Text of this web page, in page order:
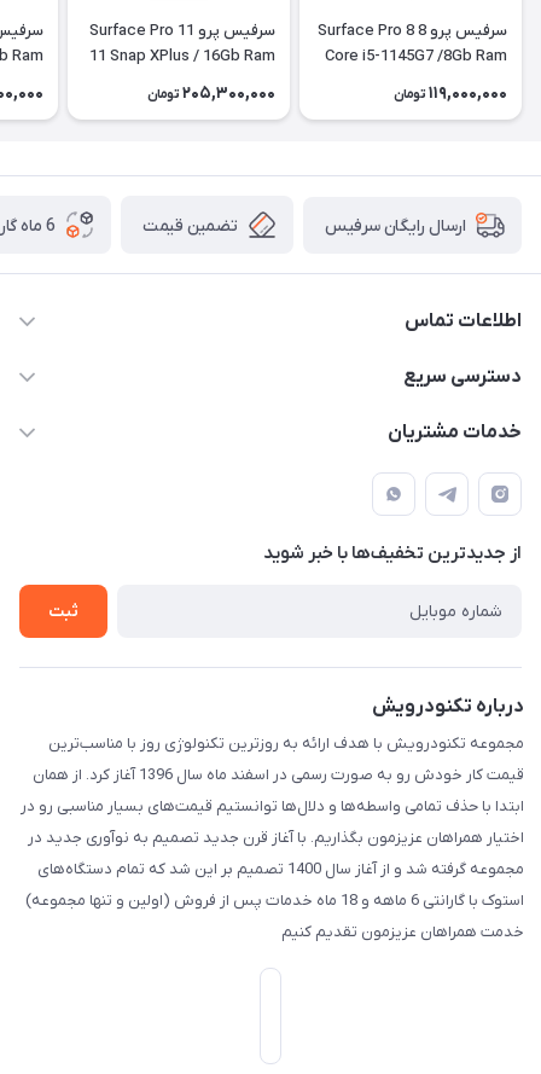
سرفیس پرو 8 Surface Pro 8
Core i5-1145G7 /8Gb Ram
/256Gb SSD LTE + کیبورد
119,000,000 تومان
سرفیس پرو 11 Surface Pro
11 Snap XPlus / 16Gb Ram
/ 512Gb SSD + کیبورد
205,300,000 تومان
Ram
ارسال رایگان سرفیس تضمین قیمت 6 ماه گارانتی تعویض
اطلاعات تماس
021-91301521
info@technodarvish.com
خیابان فاطمی ، بعد از کاج ، پلاک 103
دسترسی سریع
حساب کاربری
لیست محصولات
درباره ما
خدمات مشتریان
شرایط گارانتی
حریم خصوصی
از جدید‌ترین تخفیف‌ها با‌ خبر شوید
ثبت
درباره تکنودرویش
مجموعه تکنودرویش با هدف ارائه به روزترین تکنولوژی روز با مناسب‌ترین
قیمت کار خودش رو به صورت رسمی در اسفند ماه سال 1396 آغاز کرد. از همان
ابتدا با حذف تمامی واسطه‌ها و دلال‌ها توانستیم قیمت‌های بسیار مناسبی رو در
اختیار همراهان عزیزمون بگذاریم. با آغاز قرن جدید تصمیم به نوآوری جدید در
مجموعه گرفته شد و از آغاز سال 1400 تصمیم بر این شد که تمام دستگاه‌های
استوک با گارانتی 6 ماهه و 18 ماه خدمات پس از فروش (اولین و تنها مجموعه)
خدمت همراهان عزیزمون تقدیم کنیم